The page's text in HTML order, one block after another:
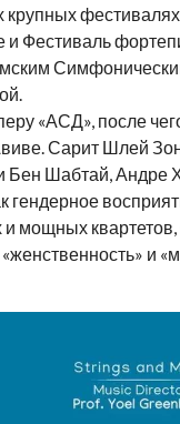
Фестиваль
«АСД», после
Сарит Шлей
Бен Шабтай, Андре
гендерное
квартетов,
и